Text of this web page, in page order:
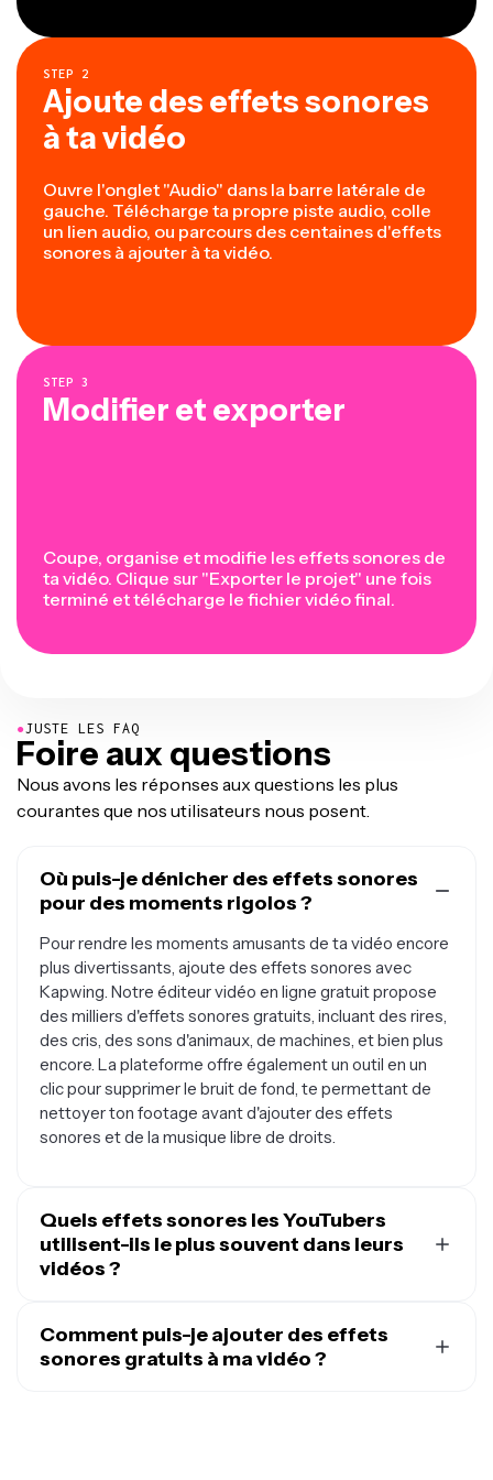
STEP 2
Ajoute des effets sonores
à ta vidéo
Ouvre l'onglet "Audio" dans la barre latérale de
gauche. Télécharge ta propre piste audio, colle
un lien audio, ou parcours des centaines d'effets
sonores à ajouter à ta vidéo.
STEP 3
Modifier et exporter
Coupe, organise et modifie les effets sonores de
ta vidéo. Clique sur "Exporter le projet" une fois
terminé et télécharge le fichier vidéo final.
●JUSTE LES FAQ
Foire aux questions
Nous avons les réponses aux questions les plus
courantes que nos utilisateurs nous posent.
Où puis-je dénicher des effets sonores
pour des moments rigolos ?
Pour rendre les moments amusants de ta vidéo encore
plus divertissants, ajoute des effets sonores avec
Kapwing. Notre éditeur vidéo en ligne gratuit propose
des milliers d'effets sonores gratuits, incluant des rires,
des cris, des sons d'animaux, de machines, et bien plus
encore. La plateforme offre également un outil en un
clic pour supprimer le bruit de fond, te permettant de
nettoyer ton footage avant d'ajouter des effets
sonores et de la musique libre de droits.
Quels effets sonores les YouTubers
utilisent-ils le plus souvent dans leurs
vidéos ?
YouTube comprennent des swooshes, des cors, de la
musique classique dramatique, des effets sonores de
Comment puis-je ajouter des effets
sonores gratuits à ma vidéo ?